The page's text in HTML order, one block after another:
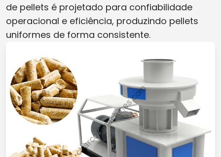
de pellets é projetado para confiabilidade
operacional e eficiência, produzindo pellets
uniformes de forma consistente.